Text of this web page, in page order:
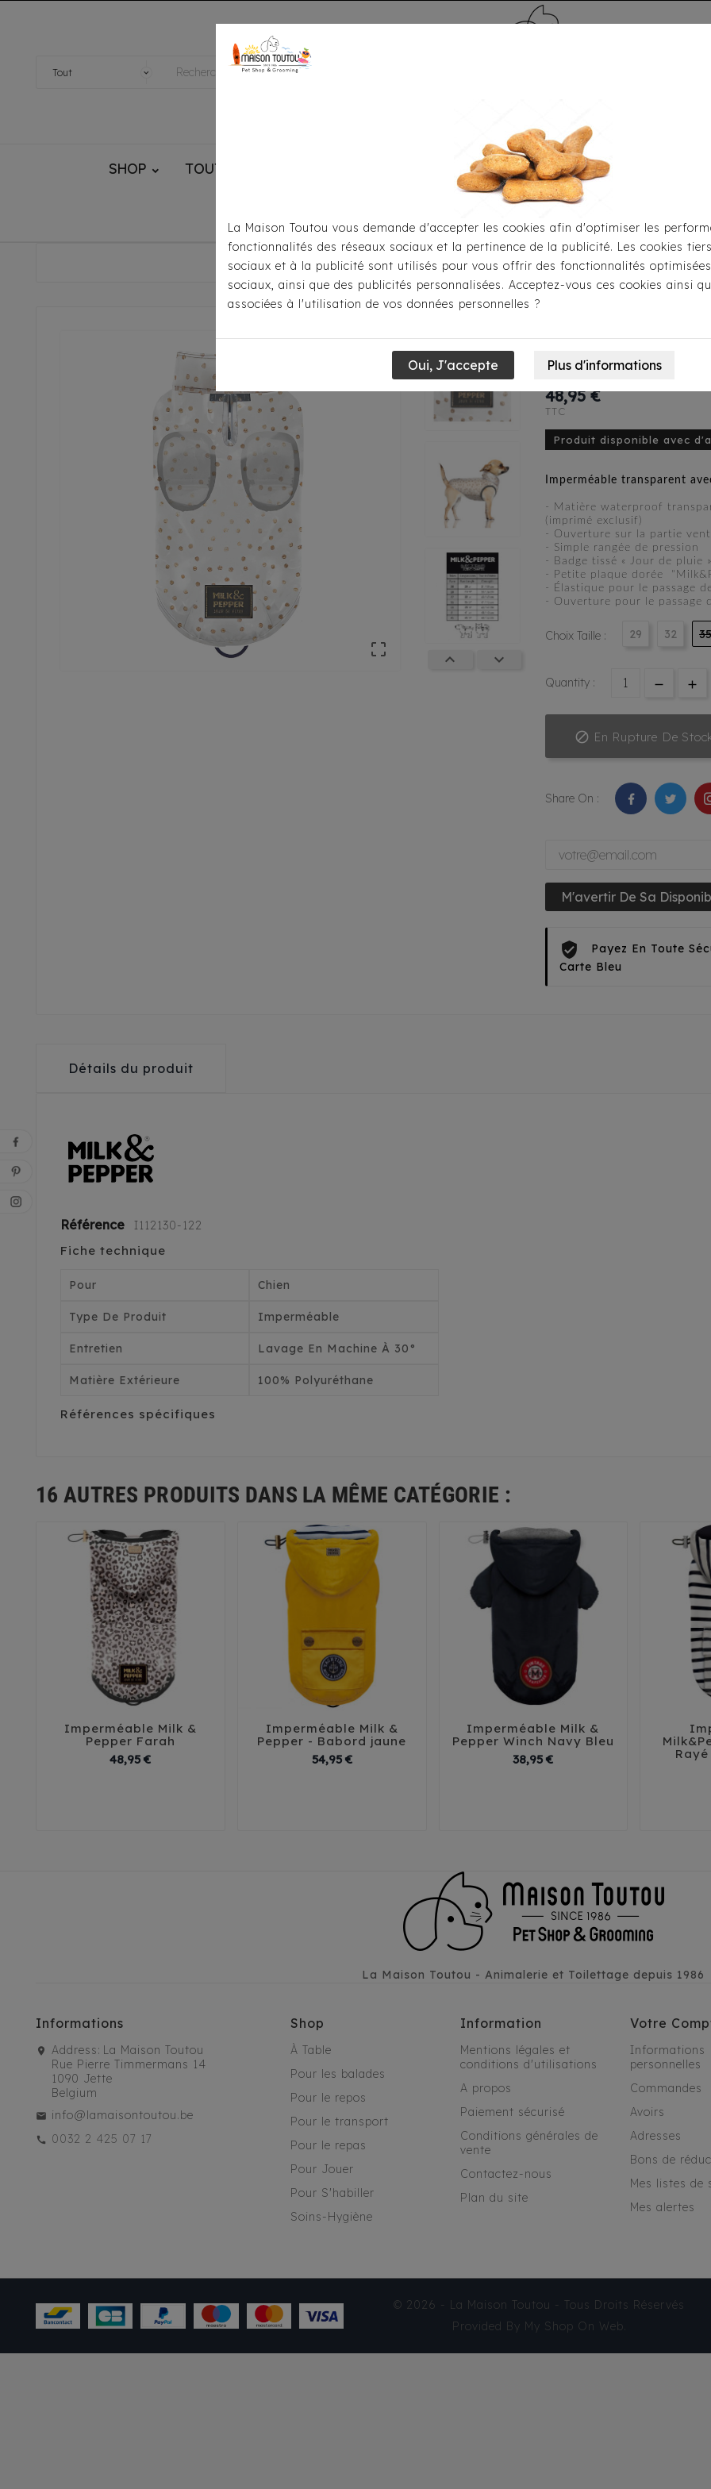
SHOP TOUTOU® HANDMADE MÉDAILLE - PET ID TAG TOILETTAGE
Accueil Pour S'habiller Imperméables Imperméable Milk &

 
Imperméable
Thelma
48,95 €
TTC
Produit disponible avec
Imperméable transparent
- Matière waterproof
(imprimé exclusif)
- Ouverture sur la partie
- Simple rangée de pression
- Badge tissé « Jour de pluie
- Petite plaque dorée
- Élastique pour le passage
- Ouverture pour le passage
Choix Taille : 29 32 35
Quantity :
 En Rupture De
Share On :
M'avertir De Sa
Payez En Toute
Carte Bleu
Détails du produit
Référence I112130-122
Fiche technique
Pour Chien
Type De Produit Imperméable
Entretien Lavage En Machine À 30°
Matière Extérieure 100% Polyuréthane
Références spécifiques
16 AUTRES PRODUITS DANS LA MÊME CATÉGORIE :
  
Imperméable Milk &
Pepper Farah
48,95 €Prix
  
Imperméable Milk &
Pepper - Babord jaune
54,95 €Prix
  
Imperméable Milk &
Pepper Winch Navy Bleu
38,95 €Prix

La Maison Toutou - Animalerie et Toilettage depuis 1986
Informations
Address: La Maison Toutou
Rue Pierre Timmermans 14
1090 Jette
Belgium
info@lamaisontoutou.be
0032 2 425 07 17
Shop
À Table
Pour les balades
Pour le repos
Pour le transport
Pour le repas
Pour Jouer
Pour S'habiller
Soins-Hygiène
Information
Mentions légales et
conditions d'utilisations
A propos
Paiement sécurisé
Conditions générales de
vente
Contactez-nous
Plan du site
Votre
Informations
personnelles
Commandes
Avoirs
Adresses
Bons de
Mes listes de
Mes alertes
La Maison Toutou vous demande d'accepter les cookies afin d'optimiser les
fonctionnalités des réseaux sociaux et la pertinence de la publicité. Les cookies
sociaux et à la publicité sont utilisés pour vous offrir des fonctionnalités
sociaux, ainsi que des publicités personnalisées. Acceptez-vous ces cookies ainsi
associées à l'utilisation de vos données personnelles ?
© 2026 - La Maison Toutou - Tous Droits Réservés
Provided By My Shop On Web